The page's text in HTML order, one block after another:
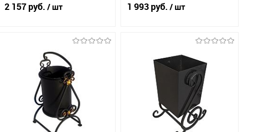
2 157 руб. / шт
Купить в 1 клик
К
сравнению
В избранное
Под заказ
1 993 руб. / шт
Купить в 1 клик
К
сравнению
В избранное
Под заказ